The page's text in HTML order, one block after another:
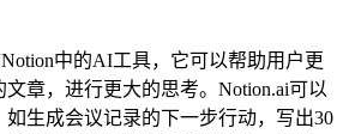
中的AI工具，它可以帮助用户更
章，进行更大的思考。Notion.ai可以
如生成会议记录的下一步行动，写出30